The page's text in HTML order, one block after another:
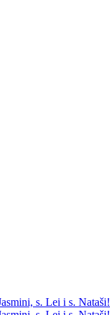
s. Lei i s. Nataši!